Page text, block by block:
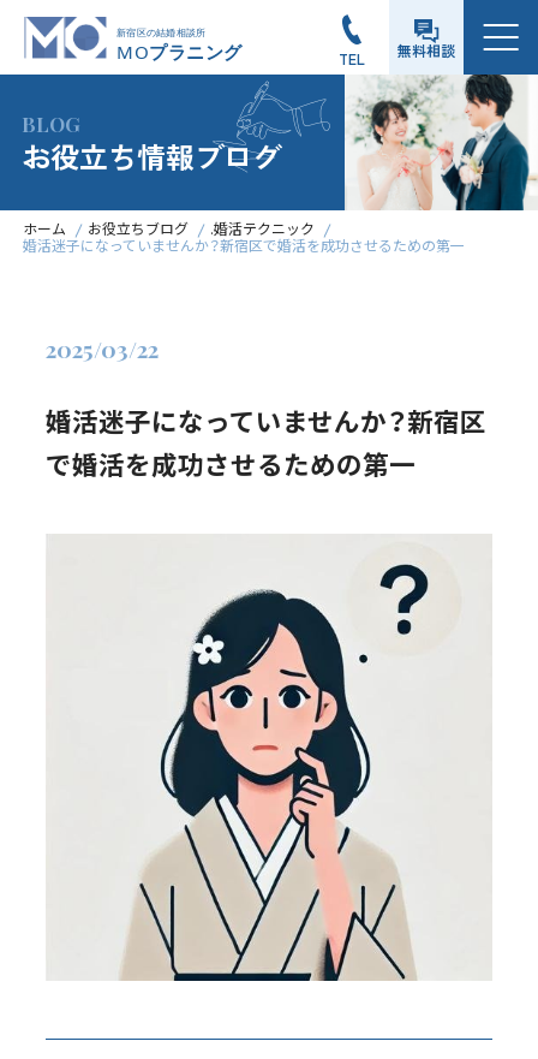
TEL 無料相談
メニュー
BLOG
お役立ち情報ブログ
ホーム お役立ちブログ
.婚活テクニック
婚活迷子になっていませんか？新宿区で婚活を成功させるための第一
婚活迷子になっていませんか？新宿区
で婚活を成功させるための第一
2025/03/22